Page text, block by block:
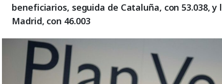
beneficiarios, seguida de Cataluña, con 53.038, y
Madrid, con 46.003